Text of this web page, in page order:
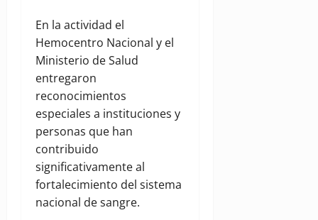
En la actividad el
Hemocentro Nacional y el
Ministerio de Salud
entregaron
reconocimientos
especiales a instituciones y
personas que han
contribuido
significativamente al
fortalecimiento del sistema
nacional de sangre.